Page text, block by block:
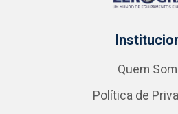
Quem
Política de